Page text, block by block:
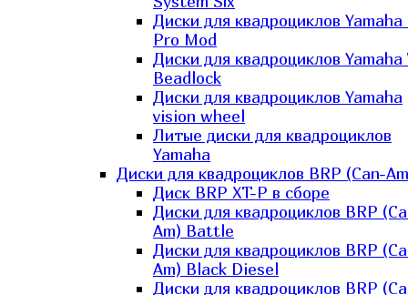
Диски для квадроциклов Yamaha
Pro Mod
Диски для квадроциклов Yamaha
Beadlock
Диски для квадроциклов Yamaha
vision wheel
Литые диски для квадроциклов
Yamaha
Диски для квадроциклов BRP (Can-
Диск BRP XT-P в сборе
Диски для квадроциклов BRP
Am) Battle
Диски для квадроциклов BRP
Am) Black Diesel
Диски для квадроциклов BRP